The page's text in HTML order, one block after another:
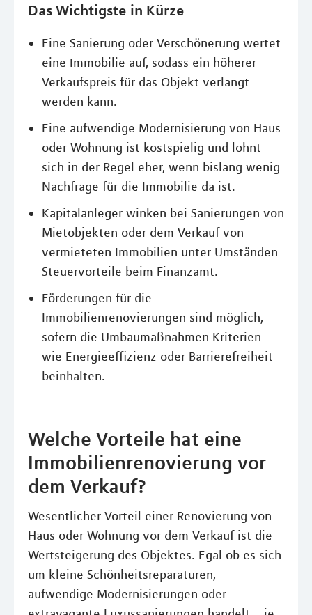
Das Wichtigste in Kürze
Eine Sanierung oder Verschönerung wertet
eine Immobilie auf, sodass ein höherer
Verkaufspreis für das Objekt verlangt
werden kann.
Eine aufwendige Modernisierung von Haus
oder Wohnung ist kostspielig und lohnt
sich in der Regel eher, wenn bislang wenig
Nachfrage für die Immobilie da ist.
Kapitalanleger winken bei Sanierungen von
Mietobjekten oder dem Verkauf von
vermieteten Immobilien unter Umständen
Steuervorteile beim Finanzamt.
Förderungen für die
Immobilienrenovierungen sind möglich,
sofern die Umbaumaßnahmen Kriterien
wie Energieeffizienz oder Barrierefreiheit
beinhalten.
Welche Vorteile hat eine
Immobilienrenovierung vor
dem Verkauf?
Wesentlicher Vorteil einer Renovierung von
Haus oder Wohnung vor dem Verkauf ist die
Wertsteigerung des Objektes. Egal ob es sich
um kleine Schönheitsreparaturen,
aufwendige Modernisierungen oder